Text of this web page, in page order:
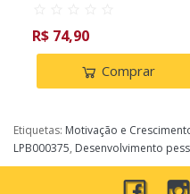
foreign policy and its cultural
R$ 74,90
Comprar
Etiquetas: Motivação e
LPB000375, Desenvolvimento